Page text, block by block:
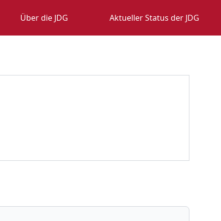
Über die JDG Aktueller Status der JDG